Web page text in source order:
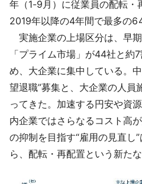
年（1-9月）に従業員の配転・
2019年以降の4年間で最多の
実施企業の上場区分は、早期
「プライム市場」が44社と約
め、大企業に集中している。
望退職”募集と、大企業の人員
ってきた。加速する円安や資
内企業ではさらなるコスト高
の抑制を目指す“雇用の見直し
ら、配転・再配置という新た